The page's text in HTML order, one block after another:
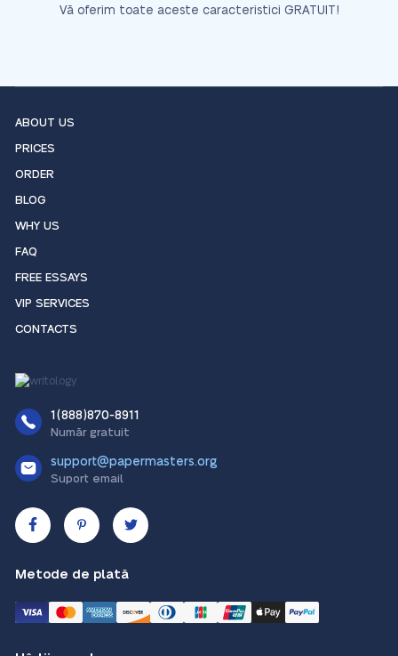
Vă oferim toate aceste caracteristici GRATUIT!
ABOUT US
PRICES
ORDER
BLOG
WHY US
FAQ
FREE ESSAYS
VIP SERVICES
CONTACTS
1(888)870-8911
Număr gratuit
support@papermasters.org
Suport email
Metode de plată